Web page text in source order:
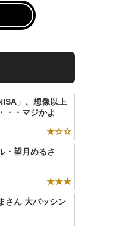
」、想像以上
・・マジかよ
★☆☆
・望月めるさ
★★★
さん 大バッシン